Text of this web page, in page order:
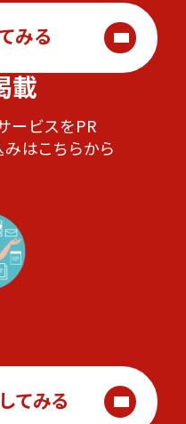
みる
載
ービスをPR
はこちらから
てみる